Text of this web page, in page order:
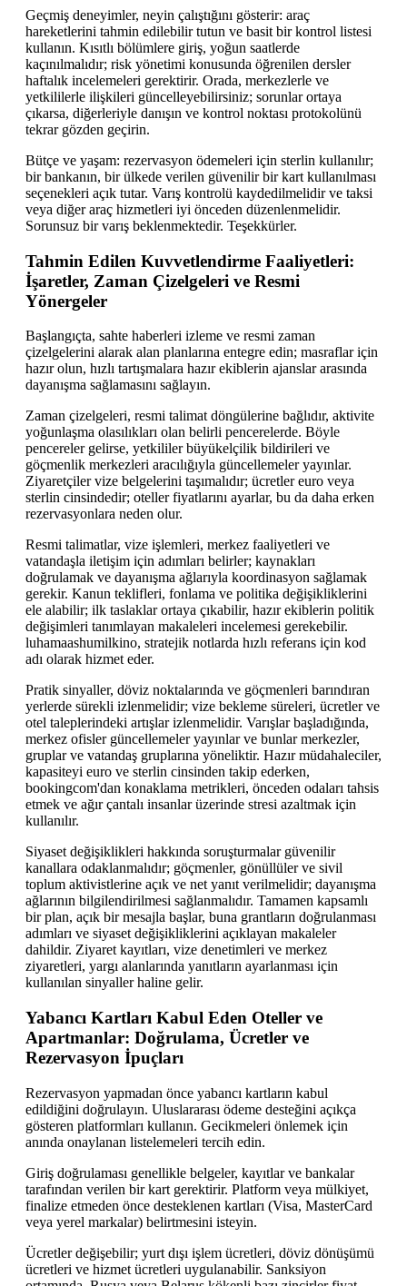
Geçmiş deneyimler, neyin çalıştığını gösterir: araç
hareketlerini tahmin edilebilir tutun ve basit bir kontrol listesi
kullanın. Kısıtlı bölümlere giriş, yoğun saatlerde
kaçınılmalıdır; risk yönetimi konusunda öğrenilen dersler
haftalık incelemeleri gerektirir. Orada, merkezlerle ve
yetkililerle ilişkileri güncelleyebilirsiniz; sorunlar ortaya
çıkarsa, diğerleriyle danışın ve kontrol noktası protokolünü
tekrar gözden geçirin.
Bütçe ve yaşam: rezervasyon ödemeleri için sterlin kullanılır;
bir bankanın, bir ülkede verilen güvenilir bir kart kullanılması
seçenekleri açık tutar. Varış kontrolü kaydedilmelidir ve taksi
veya diğer araç hizmetleri iyi önceden düzenlenmelidir.
Sorunsuz bir varış beklenmektedir. Teşekkürler.
Tahmin Edilen Kuvvetlendirme Faaliyetleri:
İşaretler, Zaman Çizelgeleri ve Resmi
Yönergeler
Başlangıçta, sahte haberleri izleme ve resmi zaman
çizelgelerini alarak alan planlarına entegre edin; masraflar için
hazır olun, hızlı tartışmalara hazır ekiblerin ajanslar arasında
dayanışma sağlamasını sağlayın.
Zaman çizelgeleri, resmi talimat döngülerine bağlıdır, aktivite
yoğunlaşma olasılıkları olan belirli pencerelerde. Böyle
pencereler gelirse, yetkililer büyükelçilik bildirileri ve
göçmenlik merkezleri aracılığıyla güncellemeler yayınlar.
Ziyaretçiler vize belgelerini taşımalıdır; ücretler euro veya
sterlin cinsindedir; oteller fiyatlarını ayarlar, bu da daha erken
rezervasyonlara neden olur.
Resmi talimatlar, vize işlemleri, merkez faaliyetleri ve
vatandaşla iletişim için adımları belirler; kaynakları
doğrulamak ve dayanışma ağlarıyla koordinasyon sağlamak
gerekir. Kanun teklifleri, fonlama ve politika değişikliklerini
ele alabilir; ilk taslaklar ortaya çıkabilir, hazır ekiblerin politik
değişimleri tanımlayan makaleleri incelemesi gerekebilir.
luhamaashumilkino, stratejik notlarda hızlı referans için kod
adı olarak hizmet eder.
Pratik sinyaller, döviz noktalarında ve göçmenleri barındıran
yerlerde sürekli izlenmelidir; vize bekleme süreleri, ücretler ve
otel taleplerindeki artışlar izlenmelidir. Varışlar başladığında,
merkez ofisler güncellemeler yayınlar ve bunlar merkezler,
gruplar ve vatandaş gruplarına yöneliktir. Hazır müdahaleciler,
kapasiteyi euro ve sterlin cinsinden takip ederken,
bookingcom'dan konaklama metrikleri, önceden odaları tahsis
etmek ve ağır çantalı insanlar üzerinde stresi azaltmak için
kullanılır.
Siyaset değişiklikleri hakkında soruşturmalar güvenilir
kanallara odaklanmalıdır; göçmenler, gönüllüler ve sivil
toplum aktivistlerine açık ve net yanıt verilmelidir; dayanışma
ağlarının bilgilendirilmesi sağlanmalıdır. Tamamen kapsamlı
bir plan, açık bir mesajla başlar, buna grantların doğrulanması
adımları ve siyaset değişikliklerini açıklayan makaleler
dahildir. Ziyaret kayıtları, vize denetimleri ve merkez
ziyaretleri, yargı alanlarında yanıtların ayarlanması için
kullanılan sinyaller haline gelir.
Yabancı Kartları Kabul Eden Oteller ve
Apartmanlar: Doğrulama, Ücretler ve
Rezervasyon İpuçları
Rezervasyon yapmadan önce yabancı kartların kabul
edildiğini doğrulayın. Uluslararası ödeme desteğini açıkça
gösteren platformları kullanın. Gecikmeleri önlemek için
anında onaylanan listelemeleri tercih edin.
Giriş doğrulaması genellikle belgeler, kayıtlar ve bankalar
tarafından verilen bir kart gerektirir. Platform veya mülkiyet,
finalize etmeden önce desteklenen kartları (Visa, MasterCard
veya yerel markalar) belirtmesini isteyin.
Ücretler değişebilir; yurt dışı işlem ücretleri, döviz dönüşümü
ücretleri ve hizmet ücretleri uygulanabilir. Sanksiyon